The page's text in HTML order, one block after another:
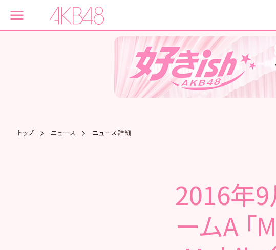
トップ ニュース ニュース詳細
2016年9
ームA 「